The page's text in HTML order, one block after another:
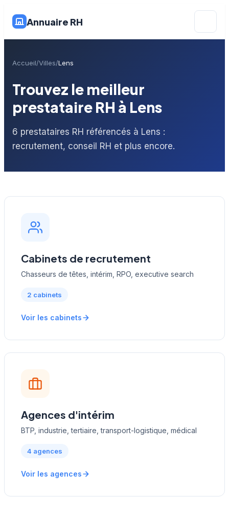
Annuaire RH
Accueil Villes Lens
Trouvez le meilleur
prestataire RH à Lens
6 prestataires RH référencés à Lens :
recrutement, conseil RH et plus encore.
Cabinets de recrutement
Chasseurs de têtes, intérim, RPO, executive search
2 cabinets
Voir les cabinets
Agences d'intérim
BTP, industrie, tertiaire, transport-logistique, médical
4 agences
Voir les agences